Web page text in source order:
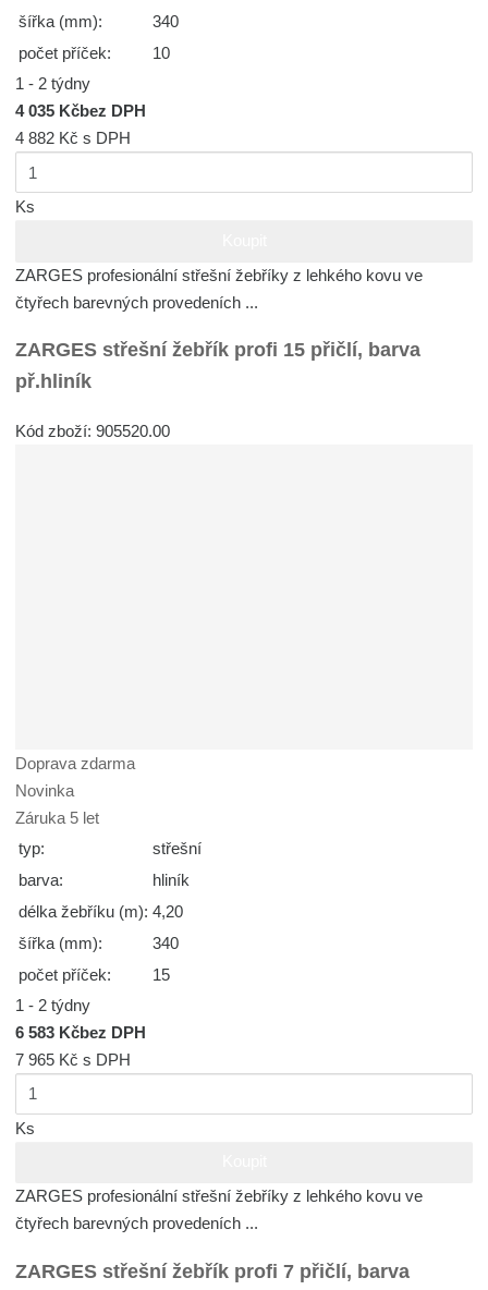
šířka (mm):
340
počet příček:
10
1 - 2 týdny
4 035 Kčbez DPH
4 882 Kčs DPH
Ks
ZARGES profesionální střešní žebříky z lehkého kovu ve
čtyřech barevných provedeních ...
ZARGES střešní žebřík profi 15 přičlí, barva
př.hliník
Kód zboží: 905520.00
Doprava zdarma
Novinka
Záruka 5 let
typ:
střešní
barva:
hliník
délka žebříku (m): 4,20
šířka (mm):
340
počet příček:
15
1 - 2 týdny
6 583 Kčbez DPH
7 965 Kčs DPH
Ks
ZARGES profesionální střešní žebříky z lehkého kovu ve
čtyřech barevných provedeních ...
ZARGES střešní žebřík profi 7 přičlí, barva